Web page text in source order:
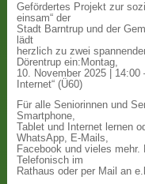
Gefördertes Projekt zur
einsam“ der
Stadt Barntrup und der
lädt
herzlich zu zwei
Dörentrup ein:Montag,
10. November 2025 | 14:00
Internet“ (Ü60)
Für alle Seniorinnen und
Smartphone,
Tablet und Internet lernen
WhatsApp, E-Mails,
Facebook und vieles
Telefonisch im
Rathaus oder per Mail an